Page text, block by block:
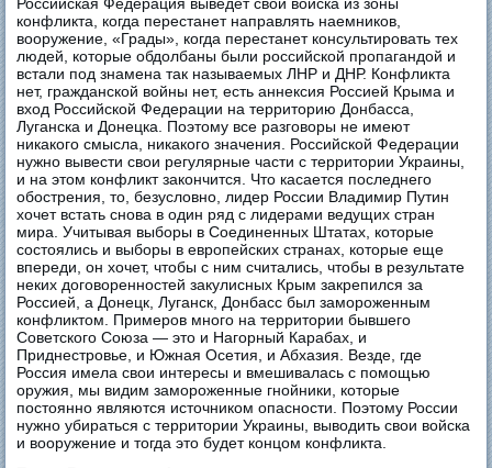
Российская Федерация выведет свои войска из зоны
конфликта, когда перестанет направлять наемников,
вооружение, «Грады», когда перестанет консультировать тех
людей, которые обдолбаны были российской пропагандой и
встали под знамена так называемых ЛНР и ДНР. Конфликта
нет, гражданской войны нет, есть аннексия Россией Крыма и
вход Российской Федерации на территорию Донбасса,
Луганска и Донецка. Поэтому все разговоры не имеют
никакого смысла, никакого значения. Российской Федерации
нужно вывести свои регулярные части с территории Украины,
и на этом конфликт закончится. Что касается последнего
обострения, то, безусловно, лидер России Владимир Путин
хочет встать снова в один ряд с лидерами ведущих стран
мира. Учитывая выборы в Соединенных Штатах, которые
состоялись и выборы в европейских странах, которые еще
впереди, он хочет, чтобы с ним считались, чтобы в результате
неких договоренностей закулисных Крым закрепился за
Россией, а Донецк, Луганск, Донбасс был замороженным
конфликтом. Примеров много на территории бывшего
Советского Союза — это и Нагорный Карабах, и
Приднестровье, и Южная Осетия, и Абхазия. Везде, где
Россия имела свои интересы и вмешивалась с помощью
оружия, мы видим замороженные гнойники, которые
постоянно являются источником опасности. Поэтому России
нужно убираться с территории Украины, выводить свои войска
и вооружение и тогда это будет концом конфликта.